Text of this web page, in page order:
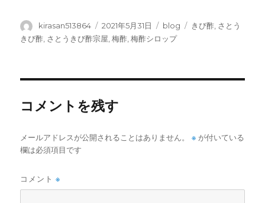
投
稿
kirasan513864
投
稿
2021年5月31日
カ
テ
blog
タ
きび酢, さとう
きび酢 さとうきび酢宗屋 ,梅酢 ,梅酢シロップ
コメントを残す
メールアドレスが公開されることはありません。 ※ が付いている
欄は必須項目です
コメント※